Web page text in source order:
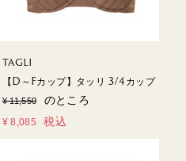
TAGLI
【D～Fカップ】タッリ 3/4カップ
¥ 11,550 のところ
¥ 8,085 税込